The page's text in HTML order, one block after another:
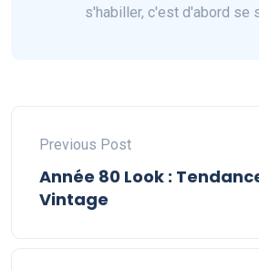
s'habiller, c'est d'abord se
Previous Post
Année 80 Look :
Vintage